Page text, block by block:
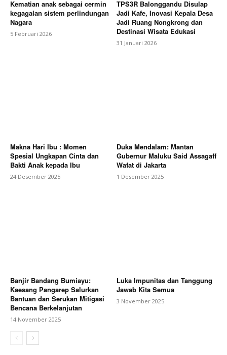
Kematian anak sebagai cermin
kegagalan sistem perlindungan
Nagara
5 Februari 2026
TPS3R Balonggandu Disulap
Jadi Kafe, Inovasi Kepala Desa
Jadi Ruang Nongkrong dan
Destinasi Wisata Edukasi
31 Januari 2026
Makna Hari Ibu : Momen
Spesial Ungkapan Cinta dan
Bakti Anak kepada Ibu
24 Desember 2025
Duka Mendalam: Mantan
Gubernur Maluku Said Assagaff
Wafat di Jakarta
1 Desember 2025
Banjir Bandang Bumiayu:
Kaesang Pangarep Salurkan
Bantuan dan Serukan Mitigasi
Bencana Berkelanjutan
14 November 2025
Luka Impunitas dan Tanggung
Jawab Kita Semua
3 November 2025